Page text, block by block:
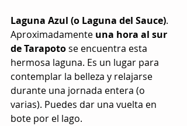
Laguna Azul (o Laguna del Sauce).
Aproximadamente una hora al sur
de Tarapoto se encuentra esta
hermosa laguna. Es un lugar para
contemplar la belleza y relajarse
durante una jornada entera (o
varias). Puedes dar una vuelta en
bote por el lago.